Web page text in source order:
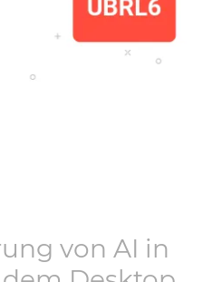
von AI in